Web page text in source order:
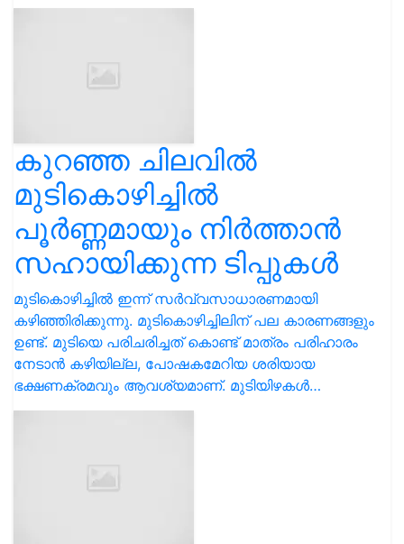
കുറഞ്ഞ ചിലവിൽ
മുടികൊഴിച്ചിൽ
പൂർണ്ണമായും നിർത്താൻ
സഹായിക്കുന്ന ടിപ്പുകൾ
മുടികൊഴിച്ചിൽ ഇന്ന് സർവ്വസാധാരണമായി
കഴിഞ്ഞിരിക്കുന്നു. മുടികൊഴിച്ചിലിന് പല കാരണങ്ങളും
ഉണ്ട്. മുടിയെ പരിചരിച്ചത് കൊണ്ട് മാത്രം പരിഹാരം
നേടാൻ കഴിയില്ല, പോഷകമേറിയ ശരിയായ
ഭക്ഷണക്രമവും ആവശ്യമാണ്. മുടിയിഴകൾ…